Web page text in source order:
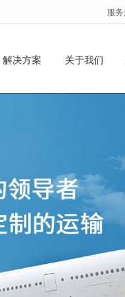
服
解决方案 关于我们